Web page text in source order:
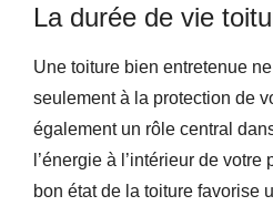
La durée de vie
Une toiture bien entretenue
seulement à la protection de
également un rôle central
l’énergie à l’intérieur de
bon état de la toiture favorise